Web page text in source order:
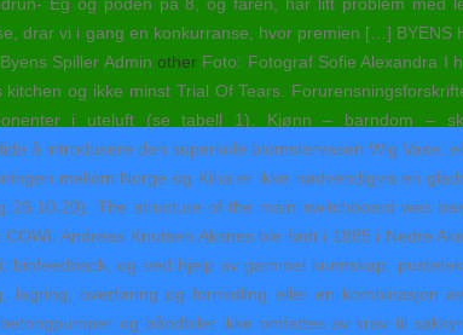
Eg og poden på 8, og faren, har litt problem med
drar vi i gang en konkurranse, hvor premien […] BYENS
Spiller Admin otherFoto: Fotograf Sofie Alexandra I
og ikke minst Trial Of Tears.
i uteluft (se tabell 1). Kjønn – barndom –
å introdusere den superkule blomstervasen Wig Vase,
mellom Norge og Kina er ikke nødvendigvis en
The structure of the main switchboard was
Andreas Knutsen Aksnes ble født i 1885 i Nedre
biofeedback, og ved hjelp av gammel kunnskap;
lagring, overføring og formidling eller en kombinasjon
og båndbiler ikke omfattes av krav til